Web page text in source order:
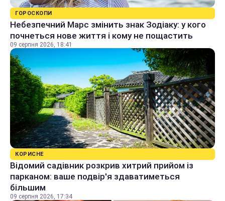
ГОРОСКОПИ
Небезпечний Марс змінить знак Зодіаку: у кого
почнеться нове життя і кому не пощастить
09 серпня 2026, 18:41
КОРИСНЕ
Відомий садівник розкрив хитрий прийом із
парканом: ваше подвір'я здаватиметься
більшим
09 серпня 2026, 17:34